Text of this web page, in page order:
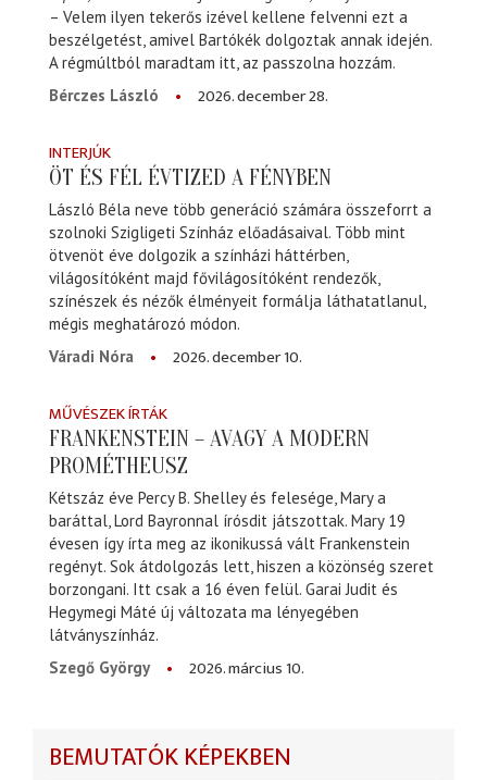
– Velem ilyen tekerős izével kellene felvenni ezt a
beszélgetést, amivel Bartókék dolgoztak annak idején.
A régmúltból maradtam itt, az passzolna hozzám.
Bérczes László
2026. december 28.
INTERJÚK
ÖT ÉS FÉL ÉVTIZED A FÉNYBEN
László Béla neve több generáció számára összeforrt a
szolnoki Szigligeti Színház előadásaival. Több mint
ötvenöt éve dolgozik a színházi háttérben,
világosítóként majd fővilágosítóként rendezők,
színészek és nézők élményeit formálja láthatatlanul,
mégis meghatározó módon.
Váradi Nóra
2026. december 10.
MŰVÉSZEK ÍRTÁK
FRANKENSTEIN – AVAGY A MODERN
PROMÉTHEUSZ
Kétszáz éve Percy B. Shelley és felesége, Mary a
baráttal, Lord Bayronnal írósdit játszottak. Mary 19
évesen így írta meg az ikonikussá vált Frankenstein
regényt. Sok átdolgozás lett, hiszen a közönség szeret
borzongani. Itt csak a 16 éven felül. Garai Judit és
Hegymegi Máté új változata ma lényegében
látványszínház.
Szegő György
2026. március 10.
BEMUTATÓK KÉPEKBEN